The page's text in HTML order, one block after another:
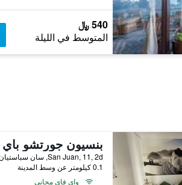
540 ﷼
المتوسط في الليلة
0.1 كيلومتر عن وسط المدينة
واي فاي مجاني